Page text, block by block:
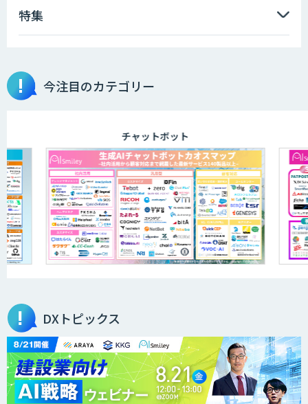
TDSEEye
APTOのAI受託開発
高性能・省電力を両立した小型AIゲート
ウェイ「ARTiGO A5000」
高性能 AI エンジン搭載エッジシステム
「VAB-5000」
特集
今注目のカテゴリー
チャットボット
DXトピックス